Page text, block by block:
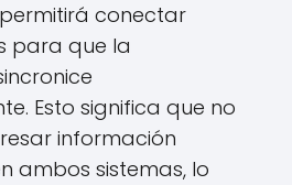
conectar
para que la
Esto significa que no
información
ambos sistemas, lo